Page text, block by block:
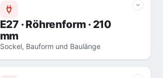
E27 · Röhrenform · 210
mm
Sockel, Bauform und Baulänge